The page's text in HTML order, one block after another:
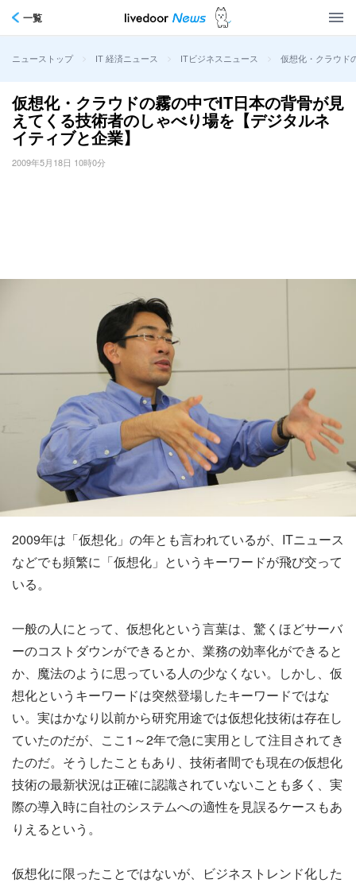
一覧
ニューストップ > IT 経済ニュース > ITビジネスニュース > 仮想化・クラウド
仮想化・クラウドの霧の中でIT日本の背骨が見
えてくる技術者のしゃべり場を【デジタルネ
イティブと企業】
2009年5月18日 10時0分
2009年は「仮想化」の年とも言われているが、ITニュース
などでも頻繁に「仮想化」というキーワードが飛び交って
いる。
一般の人にとって、仮想化という言葉は、驚くほどサーバ
ーのコストダウンができるとか、業務の効率化ができると
か、魔法のように思っている人の少なくない。しかし、仮
想化というキーワードは突然登場したキーワードではな
い。実はかなり以前から研究用途では仮想化技術は存在し
ていたのだが、ここ1～2年で急に実用として注目されてき
たのだ。そうしたこともあり、技術者間でも現在の仮想化
技術の最新状況は正確に認識されていないことも多く、実
際の導入時に自社のシステムへの適性を見誤るケースもあ
りえるという。
仮想化に限ったことではないが、ビジネストレンド化した